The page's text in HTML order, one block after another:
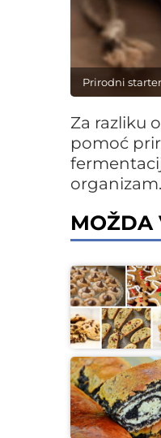
Prirodni
Za razliku
pomoć
organizam.
MOŽDA